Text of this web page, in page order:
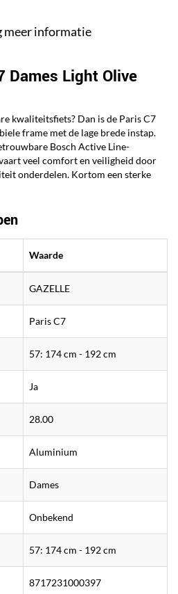
meer informatie
Dames Light Olive
kwaliteitsfiets? Dan is de Paris C7
frame met de lage brede instap.
Bosch Active Line-
veel comfort en veiligheid door
onderdelen. Kortom een sterke
Waarde
GAZELLE
Paris C7
57: 174 cm - 192 cm
Ja
28.00
Aluminium
Dames
Onbekend
57: 174 cm - 192 cm
8717231000397